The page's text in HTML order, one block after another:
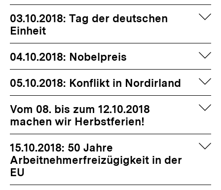
03.10.2018: Tag der deutschen
Einheit
04.10.2018: Nobelpreis
05.10.2018: Konflikt in Nordirland
Vom 08. bis zum 12.10.2018
machen wir Herbstferien!
15.10.2018: 50 Jahre
Arbeitnehmerfreizügigkeit in der
EU